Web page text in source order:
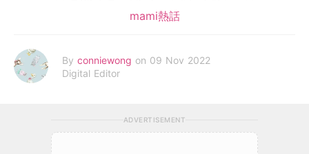
mami熱話
By conniewong on 09 Nov 2022
Digital Editor
ADVERTISEMENT